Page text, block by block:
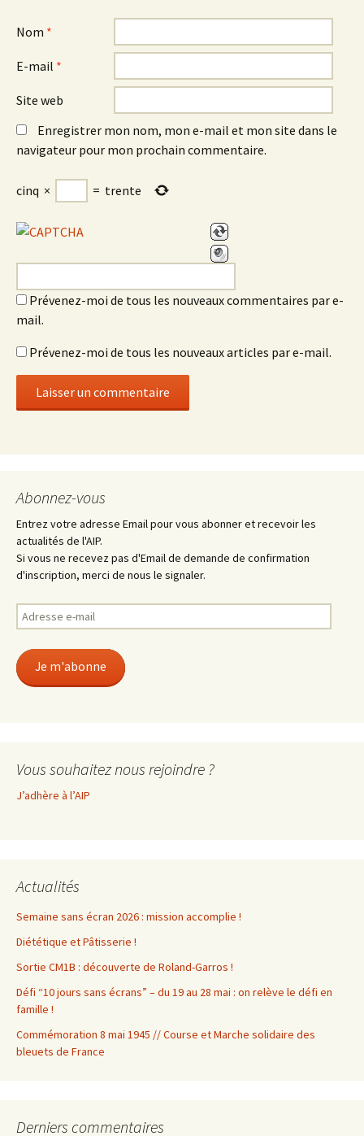
Nom *
E-mail *
Site web
Enregistrer mon nom, mon e-mail et mon site dans le
navigateur pour mon prochain commentaire.
cinq × = trente
Prévenez-moi de tous les nouveaux commentaires par e-
mail.
Prévenez-moi de tous les nouveaux articles par e-mail.
Abonnez-vous
Entrez votre adresse Email pour vous abonner et recevoir les
actualités de l'AIP.
Si vous ne recevez pas d'Email de demande de confirmation
d'inscription, merci de nous le signaler.
Adresse
e-
Je m'abonne
Vous souhaitez nous rejoindre ?
J’adhère à l’AIP
Actualités
Semaine sans écran 2026 : mission accomplie !
Diététique et Pâtisserie !
Sortie CM1B : découverte de Roland-Garros !
Défi “10 jours sans écrans” – du 19 au 28 mai : on relève le défi en
famille !
Commémoration 8 mai 1945 // Course et Marche solidaire des
bleuets de France
Derniers commentaires